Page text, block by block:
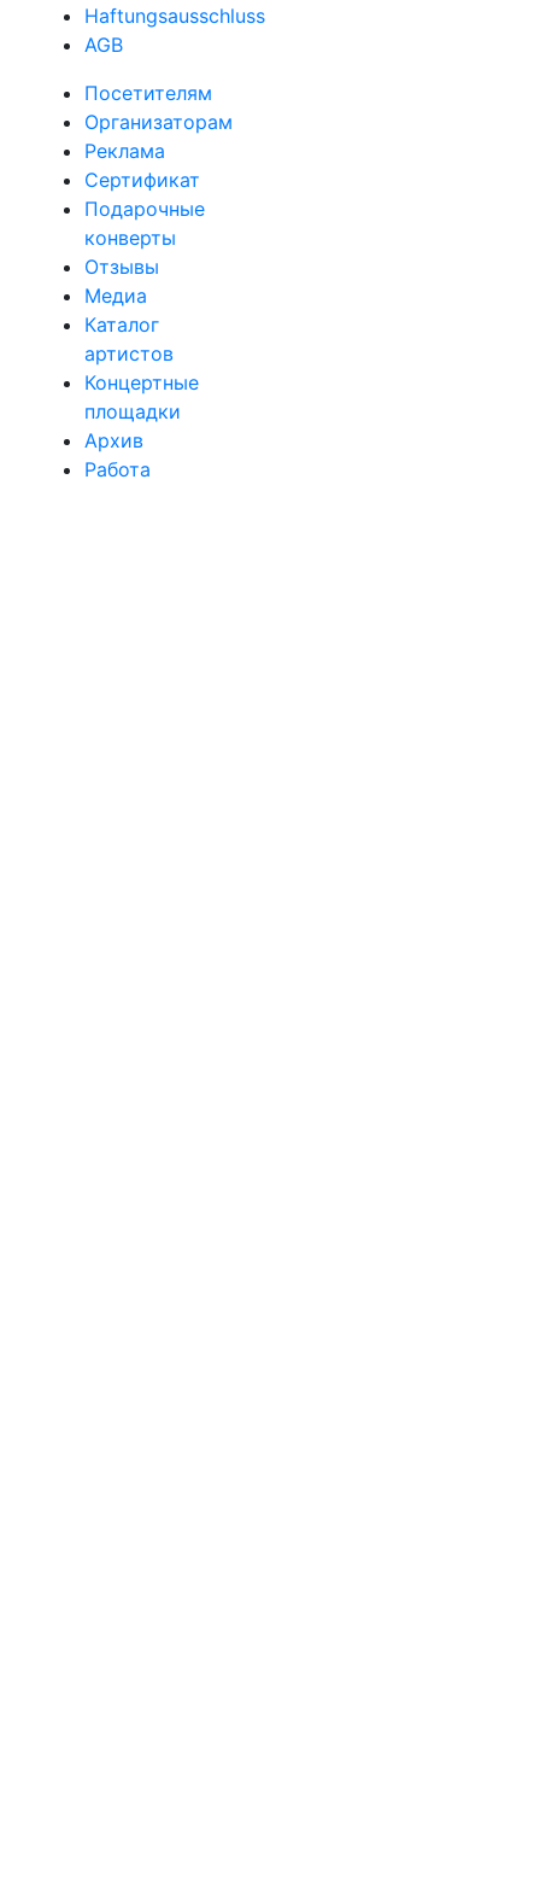
Haftungsausschluss
AGB
Посетителям
Организаторам
Реклама
Сертификат
Подарочные
конверты
Отзывы
Медиа
Каталог
артистов
Концертные
площадки
Архив
Работа